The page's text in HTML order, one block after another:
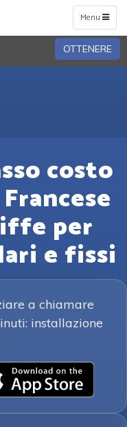
Toggle
navigation
Menu
OTTENERE
costo
per
e fissi
a chiamare
installazione